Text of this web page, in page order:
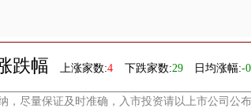
跌幅 上涨家数:4 下跌家数:29 日均涨幅:-
，尽量保证及时准确，入市投资请以上市公司